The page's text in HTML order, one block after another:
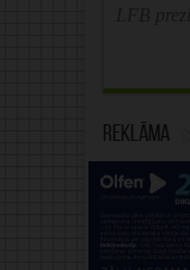
Reklāma